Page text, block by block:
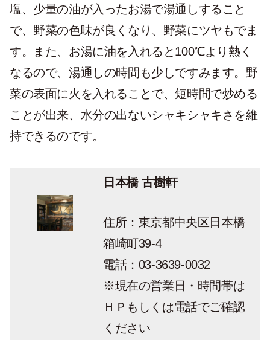
塩、少量の油が入ったお湯で湯通しすること
で、野菜の色味が良くなり、野菜にツヤもでま
す。また、お湯に油を入れると100℃より熱く
なるので、湯通しの時間も少しですみます。野
菜の表面に火を入れることで、短時間で炒める
ことが出来、水分の出ないシャキシャキさを維
持できるのです。
日本橋 古樹軒
住所：東京都中央区日本橋
箱崎町39-4
電話：03-3639-0032
※現在の営業日・時間帯は
ＨＰもしくは電話でご確認
ください